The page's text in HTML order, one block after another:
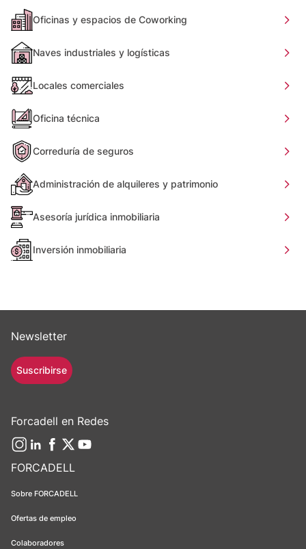
Oficinas y espacios de Coworking
Naves industriales y logísticas
Locales comerciales
Oficina técnica
Correduría de seguros
Administración de alquileres y patrimonio
Asesoría jurídica inmobiliaria
Inversión inmobiliaria
FORCADELL
Sobre FORCADELL
Ofertas de empleo
Colaboradores
Newsletter
Suscribirse
Forcadell en Redes